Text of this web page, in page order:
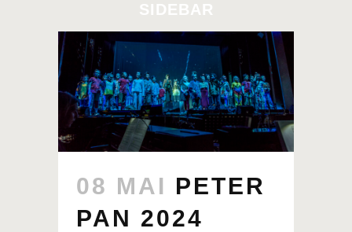
SIDEBAR
08 MAI PETER
PAN 2024